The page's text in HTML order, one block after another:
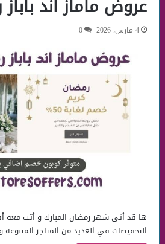
عروض ماماز اند باباز
4 مارس، 2026 0
ها قد أتي شهر رمضان المبارك و أتت معه
التخفيضات في العديد من المتاجر